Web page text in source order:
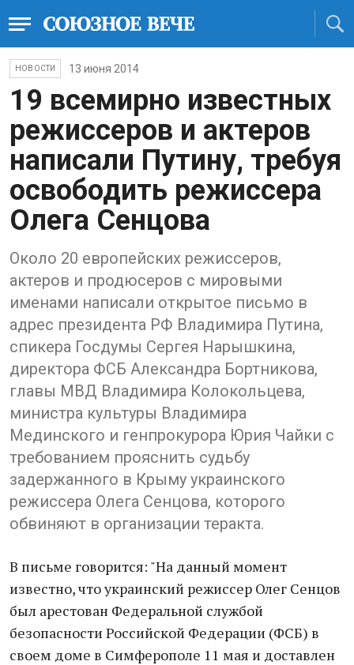
НОВОСТИ 13 июня 2014
19 всемирно известных
режиссеров и актеров
написали Путину, требуя
освободить режиссера
Олега Сенцова
Около 20 европейских режиссеров,
актеров и продюсеров с мировыми
именами написали открытое письмо в
адрес президента РФ Владимира Путина,
спикера Госдумы Сергея Нарышкина,
директора ФСБ Александра Бортникова,
главы МВД Владимира Колокольцева,
министра культуры Владимира
Мединского и генпрокурора Юрия Чайки с
требованием прояснить судьбу
задержанного в Крыму украинского
режиссера Олега Сенцова, которого
обвиняют в организации теракта.
В письме говорится: "На данный момент
известно, что украинский режиссер Олег Сенцов
был арестован Федеральной службой
безопасности Российской Федерации (ФСБ) в
своем доме в Симферополе 11 мая и доставлен